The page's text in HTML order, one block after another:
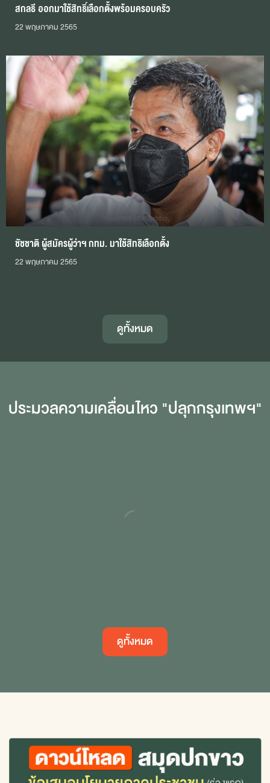
สกลธี ออกมาใช้สิทธิ์เลือกตั้งพร้อมครอบครัว
22 พฤษภาคม 2565
ชัชชาติ ผู้สมัครผู้ว่าฯ กทม. มาใช้สิทธิเลือกตั้ง
22 พฤษภาคม 2565
ดูทั้งหมด
ประมวลความเคลื่อนไหว "ปลุกกรุงเทพฯ"
ดูทั้งหมด